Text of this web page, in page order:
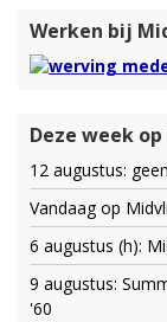
Werken bij
Deze week
12 augustus:
Vandaag op
6 augustus (h):
9 augustus:
'60